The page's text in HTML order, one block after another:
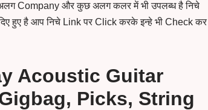
Company और कुछ अलग कलर में भी उपलब्ध है निचे
हुए है आप निचे Link पर Click करके इन्हे भी Check कर
Acoustic Guitar
Picks, String